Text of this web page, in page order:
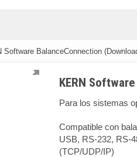
Software BalanceConnection
KERN
Para los sistemas
Compatible con
USB, RS-232, RS-
(TCP/UDP/IP)